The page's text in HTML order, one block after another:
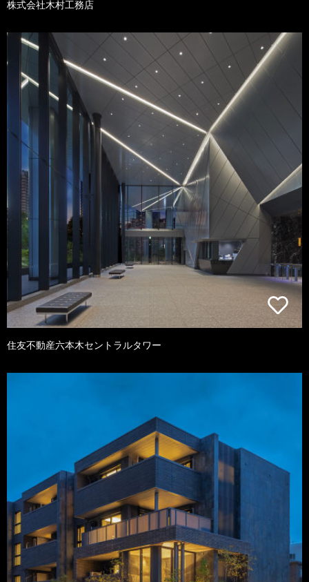
株式会社木村工務店
住友不動産六本木セントラルタワー